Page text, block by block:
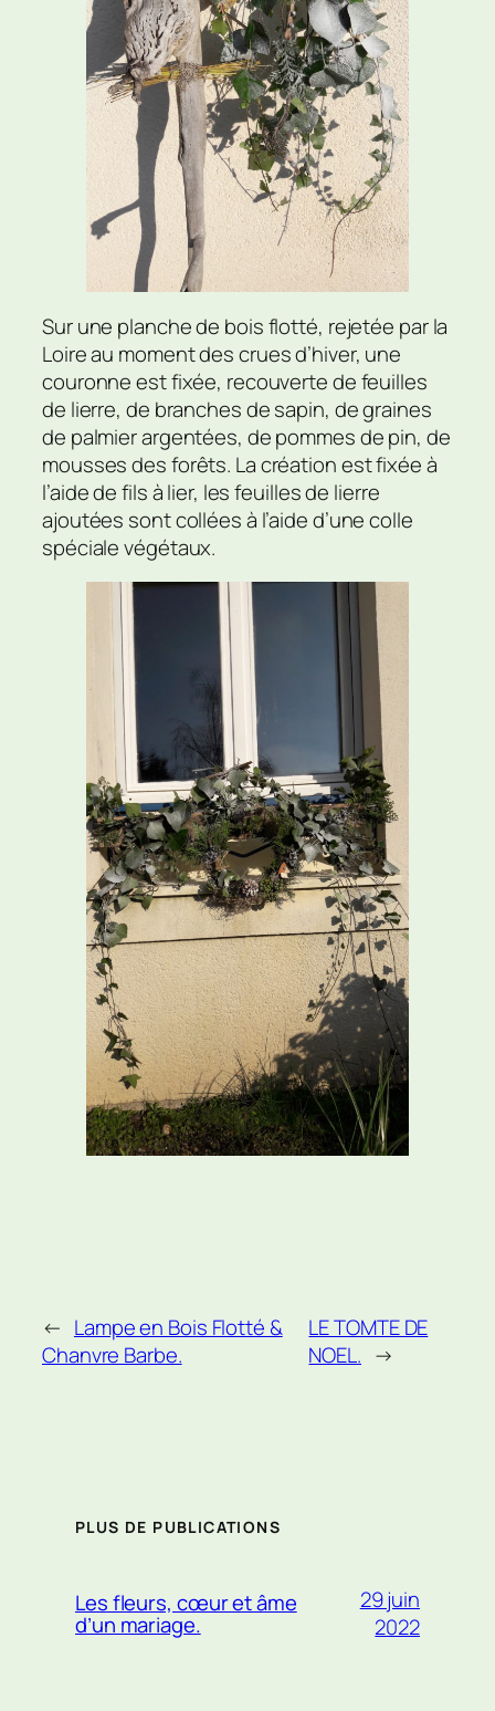
Sur une planche de bois flotté, rejetée par la
Loire au moment des crues d’hiver, une
couronne est fixée, recouverte de feuilles
de lierre, de branches de sapin, de graines
de palmier argentées, de pommes de pin, de
mousses des forêts. La création est fixée à
l’aide de fils à lier, les feuilles de lierre
ajoutées sont collées à l’aide d’une colle
spéciale végétaux.
← Lampe en Bois Flotté &
Chanvre Barbe.
LE TOMTE DE
NOEL. →
PLUS DE PUBLICATIONS
Les fleurs, cœur et âme
d’un mariage.
29 juin
2022